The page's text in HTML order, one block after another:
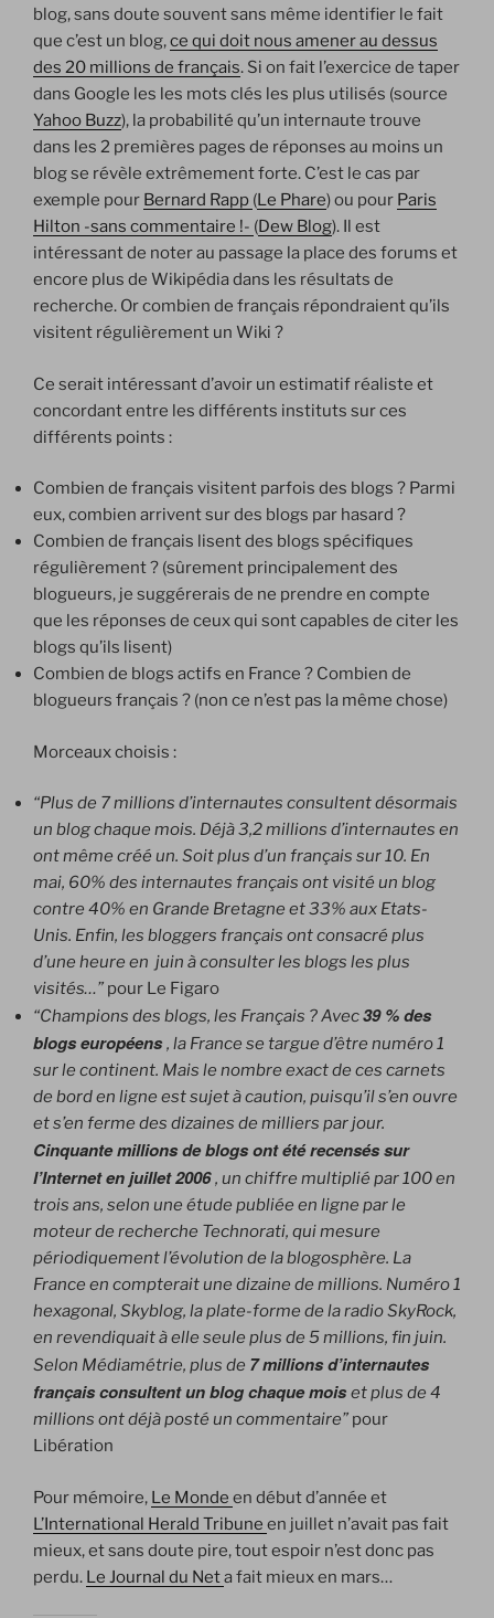
blog, sans doute souvent sans même identifier le fait
que c’est un blog,ce qui doit nous amener au dessus
des 20 millions de français. Si on fait l’exercice de taper
dans Google les les mots clés les plus utilisés (source
Yahoo Buzz), la probabilité qu’un internaute trouve
dans les 2 premières pages de réponses au moins un
blog se révèle extrêmement forte. C’est le cas par
exemple pour Bernard Rapp (Le Phare) ou pour Paris
Hilton -sans commentaire !- (Dew Blog). Il est
intéressant de noter au passage la place des forums et
encore plus de Wikipédia dans les résultats de
recherche. Or combien de français répondraient qu’ils
visitent régulièrement un Wiki ?
Ce serait intéressant d’avoir un estimatif réaliste et
concordant entre les différents instituts sur ces
différents points :
Combien de français visitent parfois des blogs ? Parmi
eux, combien arrivent sur des blogs par hasard ?
Combien de français lisent des blogs spécifiques
régulièrement ? (sûrement principalement des
blogueurs, je suggérerais de ne prendre en compte
que les réponses de ceux qui sont capables de citer les
blogs qu’ils lisent)
Combien de blogs actifs en France ? Combien de
blogueurs français ? (non ce n’est pas la même chose)
Morceaux choisis :
“Plus de 7 millions d’internautes consultent désormais
un blog chaque mois. Déjà 3,2 millions d’internautes en
ont même créé un. Soit plus d’un français sur 10. En
mai, 60% des internautes français ont visité un blog
contre 40% en Grande Bretagne et 33% aux Etats-
Unis. Enfin, les bloggers français ont consacré plus
d’une heure en juin à consulter les blogs les plus
visités…” pour Le Figaro
“Champions des blogs, les Français ? Avec39 % des
blogs européens , la France se targue d’être numéro 1
sur le continent. Mais le nombre exact de ces carnets
de bord en ligne est sujet à caution, puisqu’il s’en ouvre
et s’en ferme des dizaines de milliers par jour.
Cinquante millions de blogs ont été recensés sur
l’Internet en juillet 2006, un chiffre multiplié par 100 en
trois ans, selon une étude publiée en ligne par le
moteur de recherche Technorati, qui mesure
périodiquement l’évolution de la blogosphère. La
France en compterait une dizaine de millions. Numéro 1
hexagonal, Skyblog, la plate-forme de la radio SkyRock,
en revendiquait à elle seule plus de 5 millions, fin juin.
Selon Médiamétrie, plus de 7 millions d’internautes
français consultent un blog chaque mois et plus de 4
millions ont déjà posté un commentaire” pour
Libération
Pour mémoire, Le Monde en début d’année et
L’International Herald Tribune en juillet n’avait pas fait
mieux, et sans doute pire, tout espoir n’est donc pas
perdu. Le Journal du Neta fait mieux en mars…